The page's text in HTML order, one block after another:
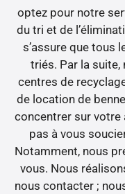
optez pour notre
du tri et de
s’assure que tous
triés. Par la suite,
centres de
de location de
concentrer sur votre
pas à vous
Notamment, nous
vous. Nous
nous contacter ;